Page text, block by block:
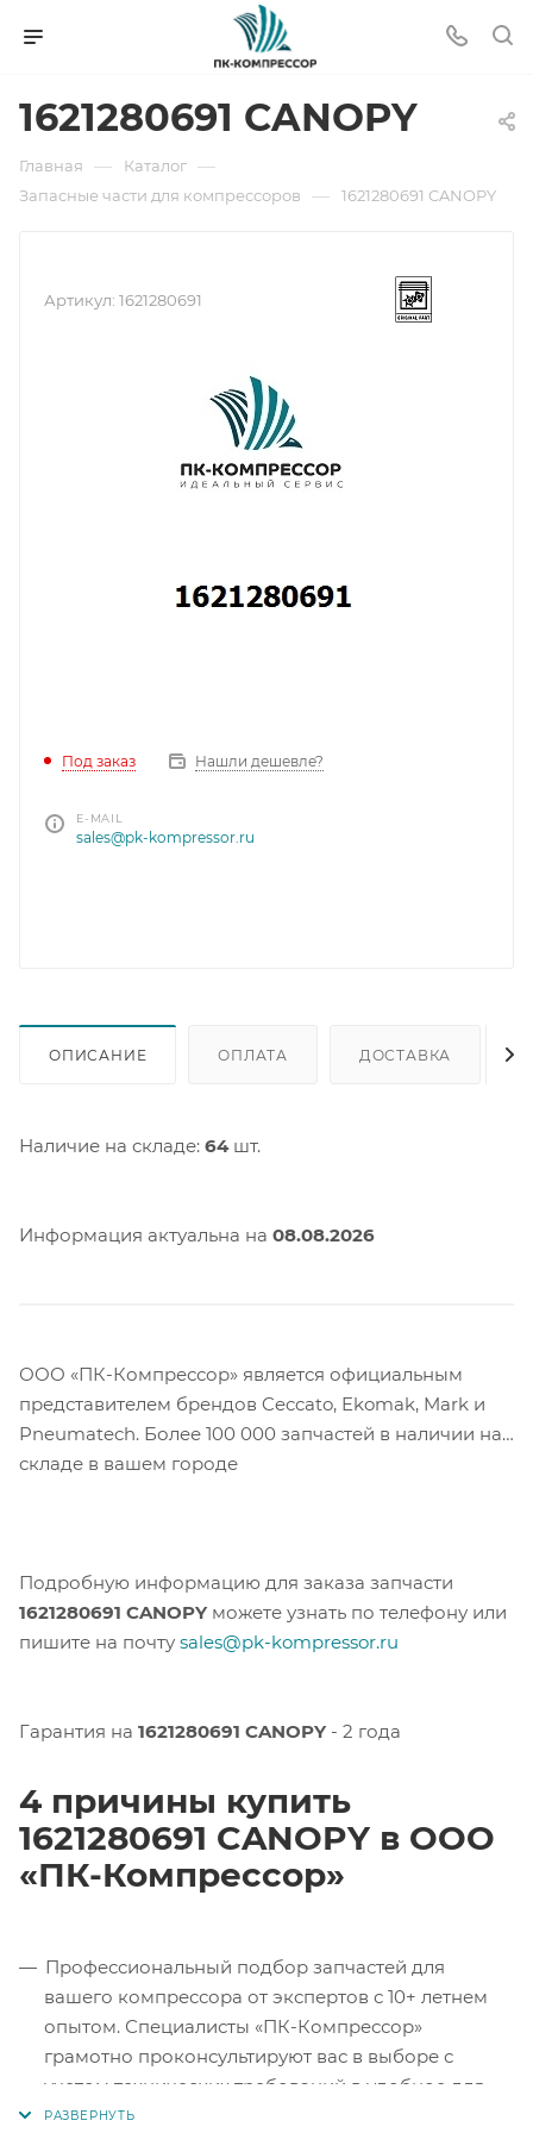
1621280691 CANOPY
Главная — Каталог —
Запасные части для компрессоров — 1621280691 CANOPY
Артикул: 1621280691
Под заказ Нашли дешевле?
E-MAIL
sales@pk-kompressor.ru
ОПИСАНИЕ ОПЛАТА ДОСТАВКА
Наличие на складе: 64шт.
Информация актуальна на 08.08.2026
ООО «ПК-Компрессор» является официальным
представителем брендов Ceccato, Ekomak, Mark и
Pneumatech. Более 100 000 запчастей в наличии на
складе в вашем городе
Подробную информацию для заказа запчасти
1621280691 CANOPY можете узнать по телефону или
пишите на почту sales@pk-kompressor.ru
Гарантия на 1621280691 CANOPY - 2 года
4 причины купить
1621280691 CANOPY в ООО
«ПК-Компрессор»
Профессиональный подбор запчастей для
вашего компрессора от экспертов с 10+ летнем
опытом. Специалисты «ПК-Компрессор»
грамотно проконсультируют вас в выборе с
учетом технических требований в удобное для
вас время.